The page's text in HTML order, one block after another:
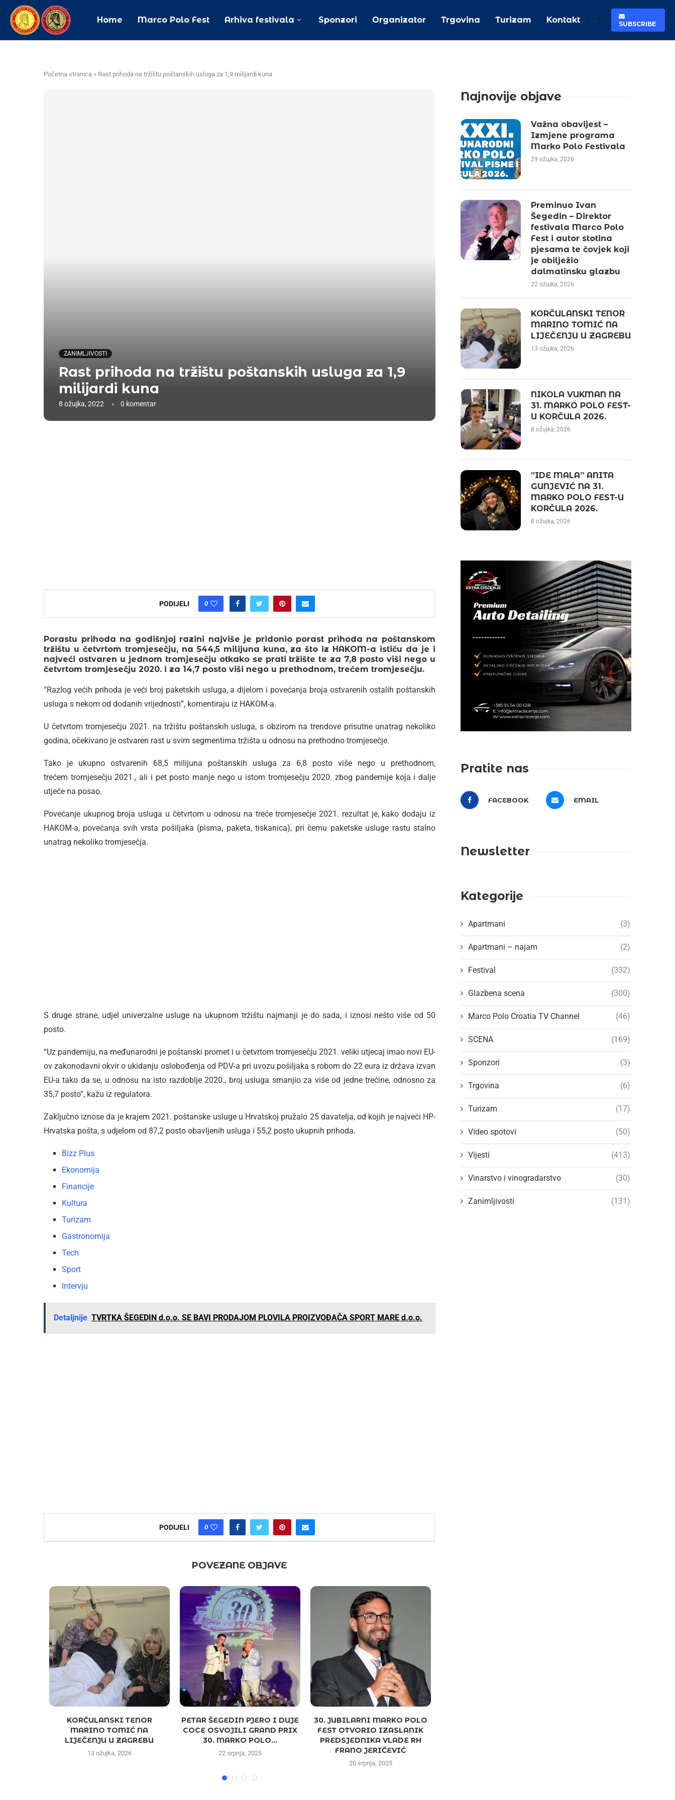
Home Marco Polo Fest Arhiva festivala Sponzori Organizator Trgovina Turizam Kontakt SUBSCRIBE
Početna stranica » Rast prihoda na tržištu poštanskih usluga za 1,9 milijardi kuna
ZANIMLJIVOSTI
Rast prihoda na tržištu poštanskih usluga za 1,9
milijardi kuna
8 ožujka, 2022 0 komentar
PODIJELI 0
Porastu prihoda na godišnjoj razini najviše je pridonio porast prihoda na poštanskom
tržištu u četvrtom tromjesečju, na 544,5 milijuna kuna, za što iz HAKOM-a ističu da je i
najveći ostvaren u jednom tromjesečju otkako se prati tržište te za 7,8 posto viši nego u
četvrtom tromjesečju 2020. i za 14,7 posto viši nego u prethodnom, trećem tromjesečju.
“Razlog većih prihoda je veći broj paketskih usluga, a dijelom i povećanja broja ostvarenih ostalih poštanskih
usluga s nekom od dodanih vrijednosti”, komentiraju iz HAKOM-a.
U četvrtom tromjesečju 2021. na tržištu poštanskih usluga, s obzirom na trendove prisutne unatrag nekoliko
godina, očekivano je ostvaren rast u svim segmentima tržišta u odnosu na prethodno tromjesečje.
Tako je ukupno ostvarenih 68,5 milijuna poštanskih usluga za 6,8 posto više nego u prethodnom,
trećem tromjesečju 2021., ali i pet posto manje nego u istom tromjesečju 2020. zbog pandemije koja i dalje
utječe na posao.
Povećanje ukupnog broja usluga u četvrtom u odnosu na treće tromjesečje 2021. rezultat je, kako dodaju iz
HAKOM-a, povećanja svih vrsta pošiljaka (pisma, paketa, tiskanica), pri čemu paketske usluge rastu stalno
unatrag nekoliko tromjesečja.
S druge strane, udjel univerzalne usluge na ukupnom tržištu najmanji je do sada, i iznosi nešto više od 50
posto.
“Uz pandemiju, na međunarodni je poštanski promet i u četvrtom tromjesečju 2021. veliki utjecaj imao novi EU-
ov zakonodavni okvir o ukidanju oslobođenja od PDV-a pri uvozu pošiljaka s robom do 22 eura iz država izvan
EU-a tako da se, u odnosu na isto razdoblje 2020., broj usluga smanjio za više od jedne trećine, odnosno za
35,7 posto”, kažu iz regulatora.
Zaključno iznose da je krajem 2021. poštanske usluge u Hrvatskoj pružalo 25 davatelja, od kojih je najveći HP-
Hrvatska pošta, s udjelom od 87,2 posto obavljenih usluga i 55,2 posto ukupnih prihoda.
Bizz Plus
Ekonomija
Financije
Kultura
Turizam
Gastronomija
Tech
Sport
Intervju
Detaljnije TVRTKA ŠEGEDIN d.o.o. SE BAVI PRODAJOM PLOVILA PROIZVOĐAČA SPORT MARE d.o.o.
PODIJELI 0
POVEZANE OBJAVE
KORČULANSKI TENOR
MARINO TOMIĆ NA
LIJEČENJU U ZAGREBU
13 ožujka, 2026
PETAR ŠEGEDIN PJERO I DUJE
COCE OSVOJILI GRAND PRIX
30. MARKO POLO...
22 srpnja, 2025
30. JUBILARNI MARKO POLO
FEST OTVORIO IZASLANIK
PREDSJEDNIKA VLADE RH
FRANO JERIČEVIĆ
20 srpnja, 2025
Najnovije objave
Važna obavijest –
Izmjene programa
Marko Polo Festivala
29 ožujka, 2026
Preminuo Ivan
Šegedin – Direktor
festivala Marco Polo
Fest i autor stotina
pjesama te čovjek koji
je obilježio
dalmatinsku glazbu
22 ožujka, 2026
KORČULANSKI TENOR
MARINO TOMIĆ NA
LIJEČENJU U ZAGREBU
13 ožujka, 2026
NIKOLA VUKMAN NA
31. MARKO POLO FEST-
U KORČULA 2026.
8 ožujka, 2026
”IDE MALA” ANITA
GUNJEVIĆ NA 31.
MARKO POLO FEST-U
KORČULA 2026.
8 ožujka, 2026
Pratite nas
FACEBOOK EMAIL
Newsletter
Kategorije
Apartmani (3)
Apartmani – najam (2)
Festival (332)
Glazbena scena (300)
Marco Polo Croatia TV Channel (46)
SCENA (169)
Sponzori (3)
Trgovina (6)
Turizam (17)
Video spotovi (50)
Vijesti (413)
Vinarstvo i vinogradarstvo (30)
Zanimljivosti (131)